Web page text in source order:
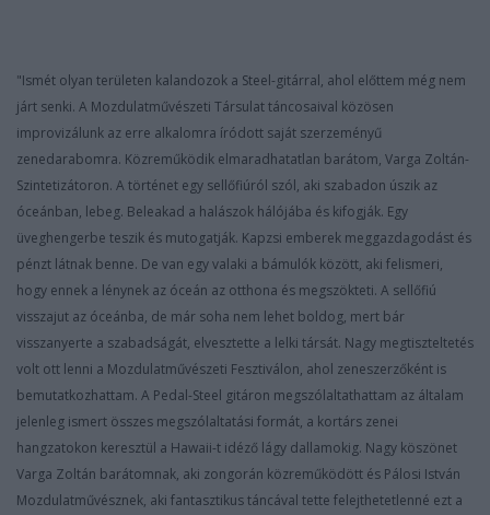
"Ismét olyan területen kalandozok a Steel-gitárral, ahol előttem még nem
járt senki. A Mozdulatművészeti Társulat táncosaival közösen
improvizálunk az erre alkalomra íródott saját szerzeményű
zenedarabomra. Közreműködik elmaradhatatlan barátom, Varga Zoltán-
Szintetizátoron. A történet egy sellőfiúról szól, aki szabadon úszik az
óceánban, lebeg. Beleakad a halászok hálójába és kifogják. Egy
üveghengerbe teszik és mutogatják. Kapzsi emberek meggazdagodást és
pénzt látnak benne. De van egy valaki a bámulók között, aki felismeri,
hogy ennek a lénynek az óceán az otthona és megszökteti. A sellőfiú
visszajut az óceánba, de már soha nem lehet boldog, mert bár
visszanyerte a szabadságát, elvesztette a lelki társát. Nagy megtiszteltetés
volt ott lenni a Mozdulatművészeti Fesztiválon, ahol zeneszerzőként is
bemutatkozhattam. A Pedal-Steel gitáron megszólaltathattam az általam
jelenleg ismert összes megszólaltatási formát, a kortárs zenei
hangzatokon keresztül a Hawaii-t idéző lágy dallamokig. Nagy köszönet
Varga Zoltán barátomnak, aki zongorán közreműködött és Pálosi István
Mozdulatművésznek, aki fantasztikus táncával tette felejthetetlenné ezt a